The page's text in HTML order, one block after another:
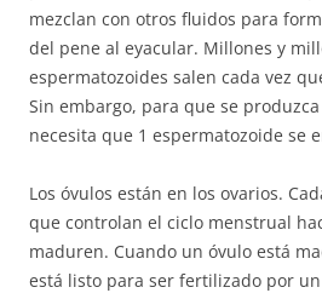
mezclan con otros fluidos para
del pene al eyacular. Millones y
espermatozoides salen cada vez
Sin embargo, para que se
necesita que 1 espermatozoide se
Los óvulos están en los ovarios.
que controlan el ciclo menstrual
maduren. Cuando un óvulo está
está listo para ser fertilizado por